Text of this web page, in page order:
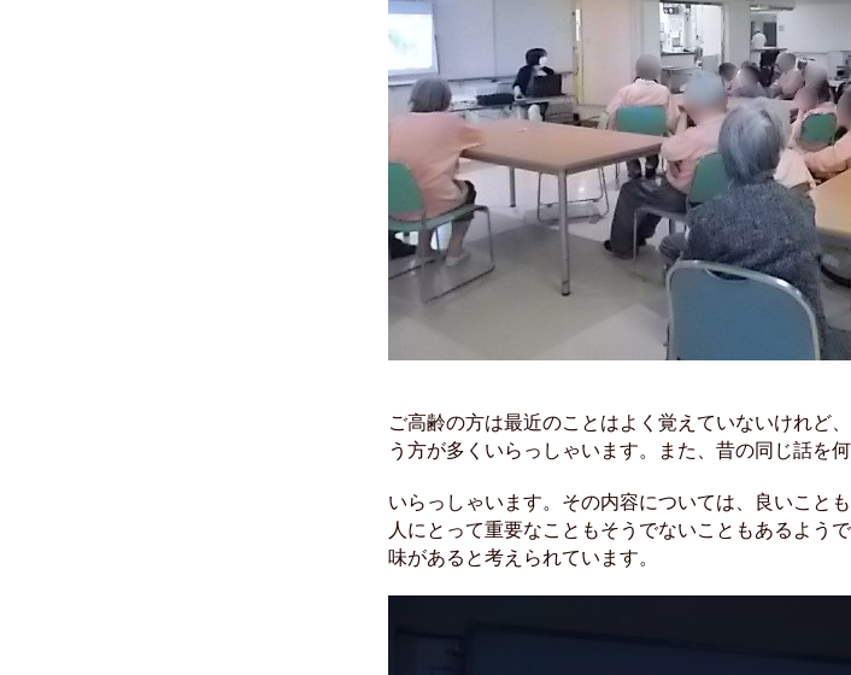
ご高齢の方は最近のことはよく覚えていないけれど
う方が多くいらっしゃいます。また、昔の同じ話を
いらっしゃいます。その内容については、良いこと
人にとって重要なこともそうでないこともあるよう
味があると考えられています。